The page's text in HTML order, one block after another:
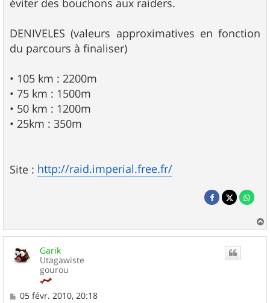
éviter des bouchons aux raiders.
DENIVELES (valeurs approximatives en fonction
du parcours à finaliser)
• 105 km : 2200m
• 75 km : 1500m
• 50 km : 1200m
• 25km : 350m
Site : http://raid.imperial.free.fr/
a
Garik
Utagawiste
gourou
M
05 févr. 2010, 20:18